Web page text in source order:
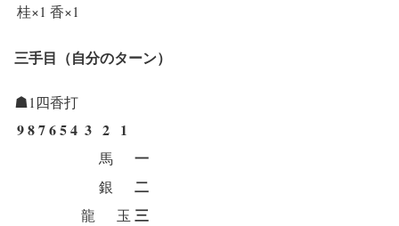
桂×1 香×1
三手目（自分のターン）
☗1四香打
987654 3 2 1
馬 一
銀 二
龍 玉 三